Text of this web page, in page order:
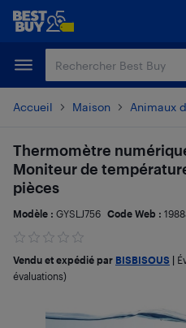
Passer
principal
Passer
Accueil Maison Animaux
Thermomètre
Moniteur de
pièces
Modèle : GYSLJ756 Code Web :
Vendu et expédié par BISBISOUS
évaluations)